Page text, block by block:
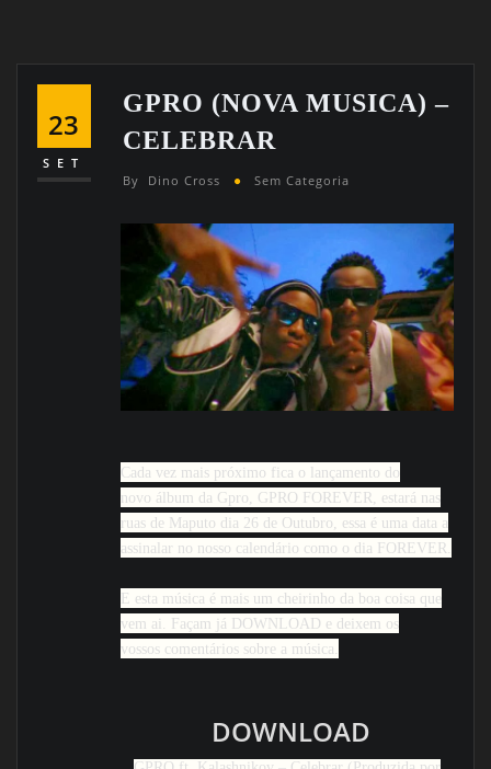
23
SET
GPRO (NOVA MUSICA) –
CELEBRAR
By Dino Cross Sem Categoria
Cada vez mais próximo fica o lançamento do
novo álbum da Gpro, GPRO FOREVER, estará nas
ruas de Maputo dia 26 de Outubro, essa é uma data a
assinalar no nosso calendário como o dia FOREVER.
E esta música é mais um cheirinho da boa coisa que
vem ai. Façam já DOWNLOAD e deixem os
vossos comentários sobre a música.
DOWNLOAD